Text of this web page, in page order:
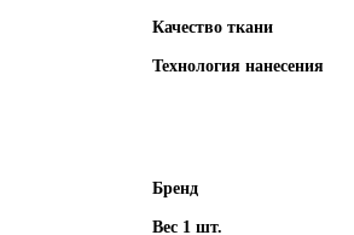
Качество ткани
Технология нанесения
Бренд
Вес 1 шт.